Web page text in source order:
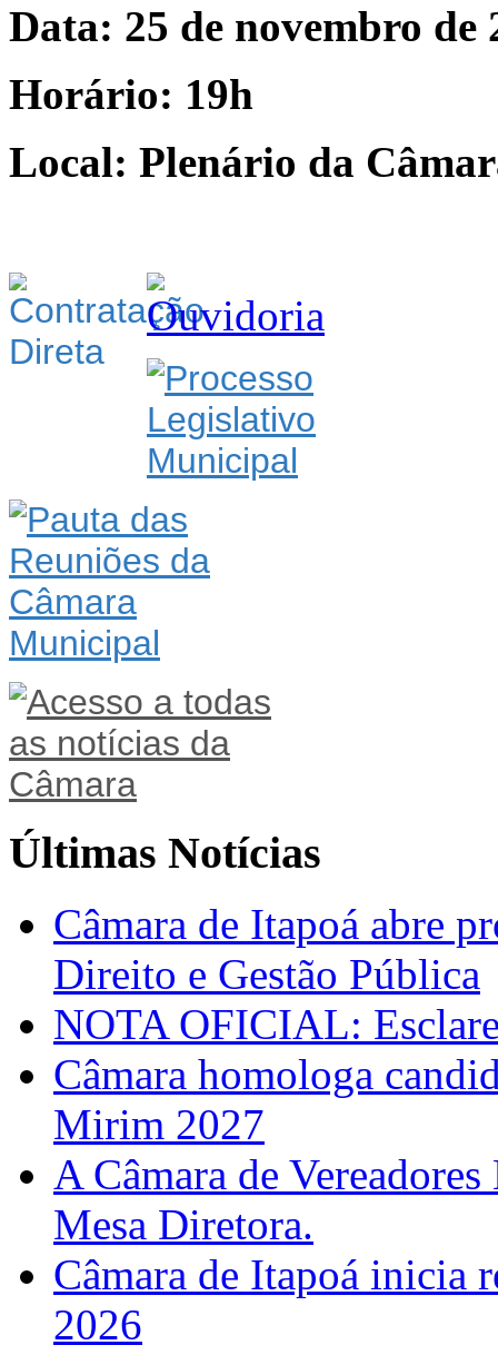
Data: 25 de novembro de
Horário: 19h
Local: Plenário da
Últimas Notícias
Câmara de Itapoá abre
Direito e Gestão Pública
NOTA OFICIAL:
Câmara homologa
Mirim 2027
A Câmara de
Mesa Diretora.
Câmara de Itapoá inicia
2026